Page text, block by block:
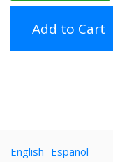
Add to Cart
English Español